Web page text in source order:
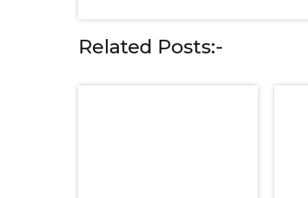
Related Posts:-